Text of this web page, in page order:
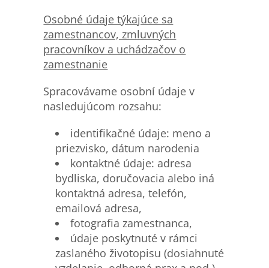
Osobné údaje týkajúce sa
zamestnancov, zmluvných
pracovníkov a uchádzačov o
zamestnanie
Spracovávame osobní údaje v
nasledujúcom rozsahu:
identifikačné údaje: meno a
priezvisko, dátum narodenia
kontaktné údaje: adresa
bydliska, doručovacia alebo iná
kontaktná adresa, telefón,
emailová adresa,
fotografia zamestnanca,
údaje poskytnuté v rámci
zaslaného životopisu (dosiahnuté